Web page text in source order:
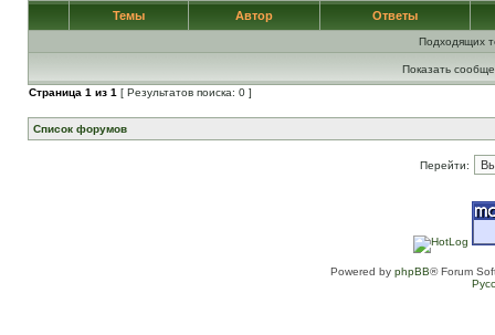
Темы Автор Ответы
Подходящих
Показать
Страница 1 из 1 [ Результатов поиска: 0 ]
Список форумов
Перейти:
Powered by phpBB® Forum